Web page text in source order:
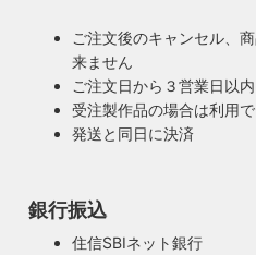
ご注文後のキャンセル、
来ません
ご注文日から３営業日以内
受注製作品の場合は利用で
発送と同日に決済
銀行振込
住信SBIネット銀行